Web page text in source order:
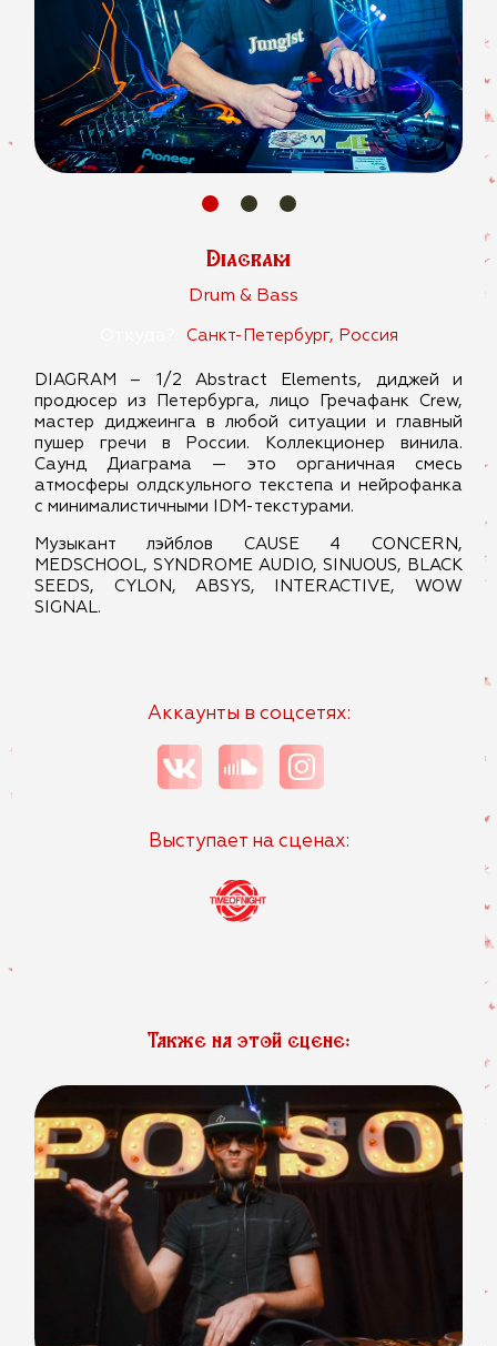
Diagram
Drum & Bass
Санкт-Петербург, Россия
DIAGRAM – 1/2 Abstract Elements, диджей и
продюсер из Петербурга, лицо Гречафанк Crew,
мастер диджеинга в любой ситуации и главный
пушер гречи в России. Коллекционер винила.
Саунд Диаграма — это органичная смесь
атмосферы олдскульного текстепа и нейрофанка
с минималистичными IDM-текстурами.
Музыкант лэйблов CAUSE 4 CONCERN,
MEDSCHOOL, SYNDROME AUDIO, SINUOUS, BLACK
SEEDS, CYLON, ABSYS, INTERACTIVE, WOW
SIGNAL.
Аккаунты в соцсетях:
Выступает на сценах:
Также на этой сцене: